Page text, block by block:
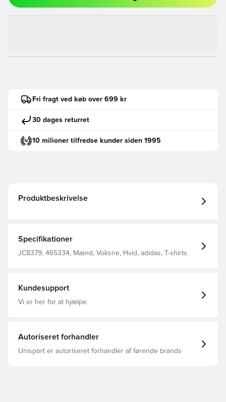
Fri fragt ved køb over 699 kr
30 dages returret
10 milioner tilfredse kunder siden 1995
Produktbeskrivelse
Specifikationer
JC8379, 465334, Mænd, Voksne, Hvid, adidas, T-shirts
Kundesupport
Vi er her for at hjælpe
Autoriseret forhandler
Unisport er autoriseret forhandler af førende brands